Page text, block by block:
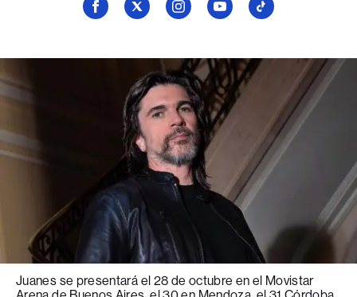
Seguí
en
Facebook
Seguí
en
Seguí
en
Instagram
Seguí
en
YouTube
Seguí
en
TikTok
Juanes se presentará el 28 de octubre en el Movistar